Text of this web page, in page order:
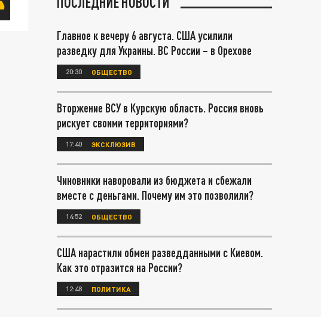
Главное к вечеру 6 августа. США усилили
разведку для Украины. ВС России – в Орехове
20:30 ОБЩЕСТВО
Вторжение ВСУ в Курскую область. Россия вновь
рискует своими территориями?
17:40 ЭКСКЛЮЗИВ
Чиновники наворовали из бюджета и сбежали
вместе с деньгами. Почему им это позволили?
14:52 ОБЩЕСТВО
США нарастили обмен разведданными с Киевом.
Как это отразится на России?
12:48 ПОЛИТИКА